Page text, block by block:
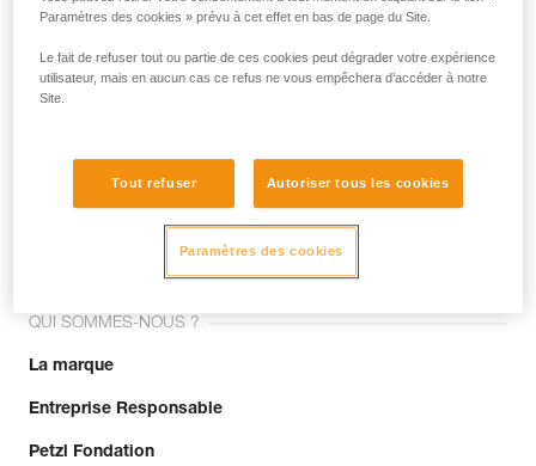
Email *
Rejoignez la communauté !
QUI SOMMES-NOUS ?
La marque
Entreprise Responsable
Petzl Fondation
Paramètres des cookies » prévu à cet effet en bas de page du Site.
Le fait de refuser tout ou partie de ces cookies peut dégrader votre expérience
utilisateur, mais en aucun cas ce refus ne vous empêchera d’accéder à notre
Site.
Tout refuser Autoriser tous les cookies
Paramètres des cookies